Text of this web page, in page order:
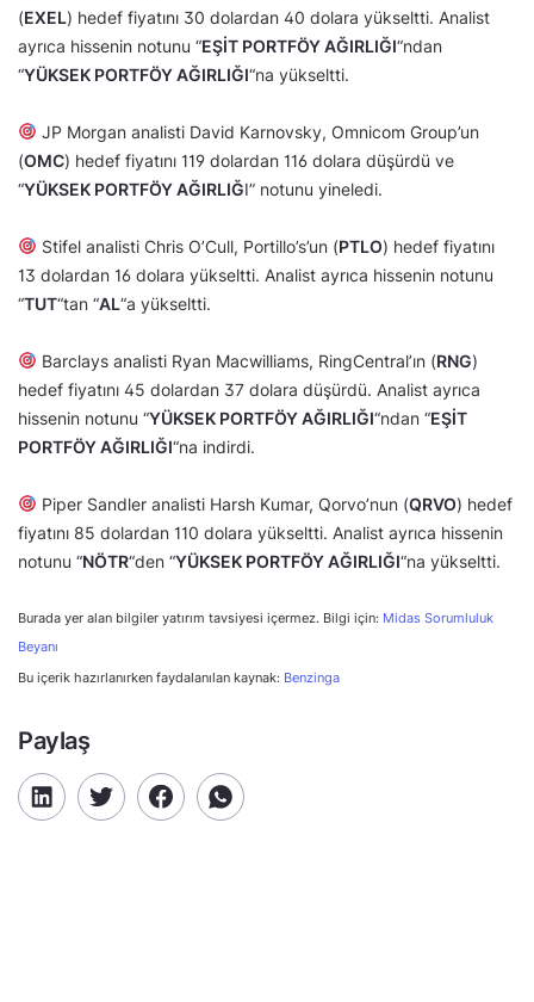
(EXEL) hedef fiyatını 30 dolardan 40 dolara yükseltti. Analist
ayrıca hissenin notunu “EŞİT PORTFÖY AĞIRLIĞI“ndan
“YÜKSEK PORTFÖY AĞIRLIĞI“na yükseltti.
JP Morgan analisti David Karnovsky, Omnicom Group’un
(OMC) hedef fiyatını 119 dolardan 116 dolara düşürdü ve
“YÜKSEK PORTFÖY AĞIRLIĞI” notunu yineledi.
Stifel analisti Chris O’Cull, Portillo’s’un (PTLO) hedef fiyatını
13 dolardan 16 dolara yükseltti. Analist ayrıca hissenin notunu
“TUT“tan “AL“a yükseltti.
Barclays analisti Ryan Macwilliams, RingCentral’ın (RNG)
hedef fiyatını 45 dolardan 37 dolara düşürdü. Analist ayrıca
hissenin notunu “YÜKSEK PORTFÖY AĞIRLIĞI“ndan “EŞİT
PORTFÖY AĞIRLIĞI“na indirdi.
Piper Sandler analisti Harsh Kumar, Qorvo’nun (QRVO) hedef
fiyatını 85 dolardan 110 dolara yükseltti. Analist ayrıca hissenin
notunu “NÖTR“den “YÜKSEK PORTFÖY AĞIRLIĞI“na yükseltti.
Burada yer alan bilgiler yatırım tavsiyesi içermez. Bilgi için: Midas Sorumluluk
Beyanı
Bu içerik hazırlanırken faydalanılan kaynak: Benzinga
Paylaş